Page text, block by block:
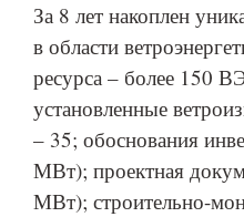
За 8 лет накоплен
в области
ресурса – более 150
установленные
– 35; обоснования
МВт); проектная
МВт); строительно-